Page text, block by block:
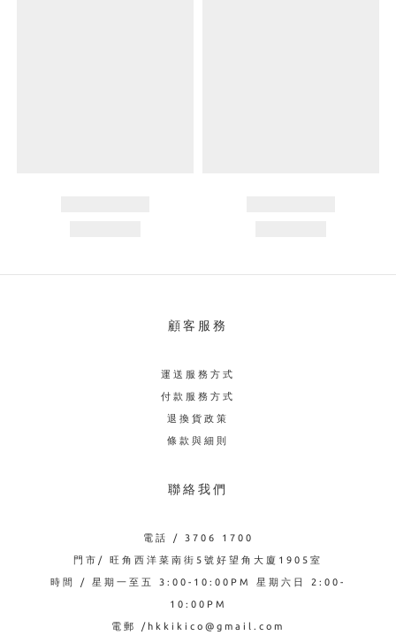
顧客服務
運送服務方式
付款服務方式
退換貨政策
條款與細則
聯絡我們
電話 / 3706 1700
門市/ 旺角西洋菜南街5號好望角大廈1905室
時間 / 星期一至五 3:00-10:00PM 星期六日 2:00-
10:00PM
電郵 /hkkikico@gmail.com